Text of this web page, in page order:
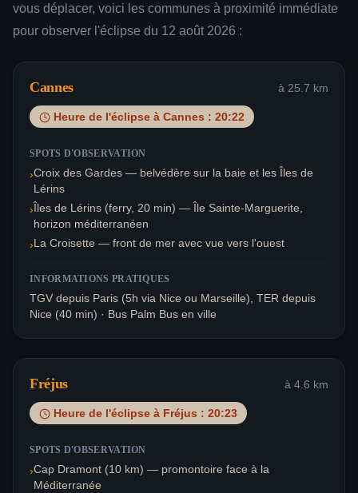
vous déplacer, voici les communes à proximité immédiate
pour observer l'éclipse du 12 août 2026 :
Cannes à 25.7 km
Heure de l'éclipse à Cannes : 20:22
SPOTS D'OBSERVATION
›Croix des Gardes — belvédère sur la baie et les Îles de
Lérins
›Îles de Lérins (ferry, 20 min) — Île Sainte-Marguerite,
horizon méditerranéen
›La Croisette — front de mer avec vue vers l'ouest
INFORMATIONS PRATIQUES
TGV depuis Paris (5h via Nice ou Marseille), TER depuis
Nice (40 min) · Bus Palm Bus en ville
Fréjus à 4.6 km
Heure de l'éclipse à Fréjus : 20:23
SPOTS D'OBSERVATION
›Cap Dramont (10 km) — promontoire face à la
Méditerranée